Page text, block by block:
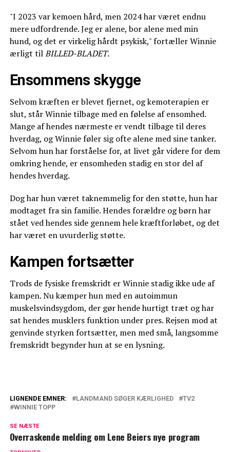
"I 2023 var kemoen hård, men 2024 har været endnu
mere udfordrende. Jeg er alene, bor alene med min
hund, og det er virkelig hårdt psykisk," fortæller Winnie
ærligt tilBILLED-BLADET.
Ensommens skygge
Selvom kræften er blevet fjernet, og kemoterapien er
slut, står Winnie tilbage med en følelse af ensomhed.
Mange af hendes nærmeste er vendt tilbage til deres
hverdag, og Winnie føler sig ofte alene med sine tanker.
Selvom hun har forståelse for, at livet går videre for dem
omkring hende, er ensomheden stadig en stor del af
hendes hverdag.
Dog har hun været taknemmelig for den støtte, hun har
modtaget fra sin familie. Hendes forældre og børn har
stået ved hendes side gennem hele kræftforløbet, og det
har været en uvurderlig støtte.
Kampen fortsætter
Trods de fysiske fremskridt er Winnie stadig ikke ude af
kampen. Nu kæmper hun med en autoimmun
muskelsvindsygdom, der gør hende hurtigt træt og har
sat hendes musklers funktion under pres. Rejsen mod at
genvinde styrken fortsætter, men med små, langsomme
fremskridt begynder hun at se en lysning.
Efter store udfordringer: TV 2-par melder
TV 2-deltager slår helt fast: Kommer
LIGNENDE EMNER: LANDMAND SØGER KÆRLIGHED
TV2
WINNIE TOPP
SE NÆSTE
Overraskende melding om Lene Beiers nye program